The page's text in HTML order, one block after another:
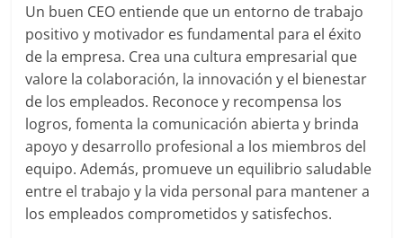
sus
filiales
en
América
Latina
Una
mirada
estratégica
Un buen CEO entiende que un entorno de trabajo
positivo y motivador es fundamental para el éxito
de la empresa. Crea una cultura empresarial que
valore la colaboración, la innovación y el bienestar
de los empleados. Reconoce y recompensa los
logros, fomenta la comunicación abierta y brinda
apoyo y desarrollo profesional a los miembros del
equipo. Además, promueve un equilibrio saludable
entre el trabajo y la vida personal para mantener a
los empleados comprometidos y satisfechos.